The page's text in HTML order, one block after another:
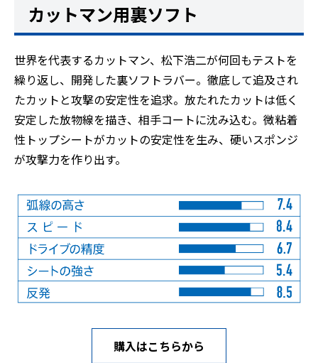
カットマン用裏ソフト
世界を代表するカットマン、松下浩二が何回もテストを
繰り返し、開発した裏ソフトラバー。徹底して追及され
たカットと攻撃の安定性を追求。放たれたカットは低く
安定した放物線を描き、相手コートに沈み込む。微粘着
性トップシートがカットの安定性を生み、硬いスポンジ
が攻撃力を作り出す。
購入はこちらから